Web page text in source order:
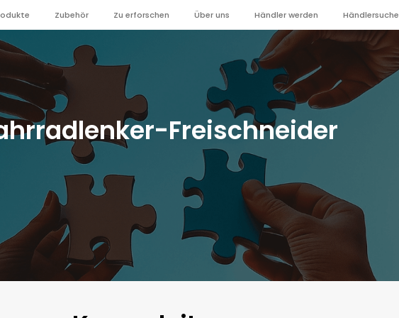
Zubehör Zu erforschen Über uns Händler werden Händlersuche
Freischneider